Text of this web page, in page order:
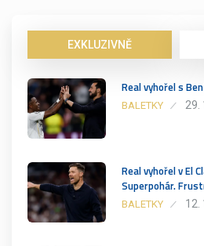
EXKLUZIVNĚ
Real vyhořel s
BALETKY 29.
Real vyhořel v El
Superpohár.
BALETKY 12.